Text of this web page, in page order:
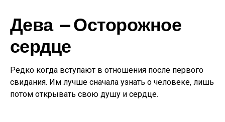
Дева — Осторожное
сердце
Редко когда вступают в отношения после первого
свидания. Им лучше сначала узнать о человеке, лишь
потом открывать свою душу и сердце.